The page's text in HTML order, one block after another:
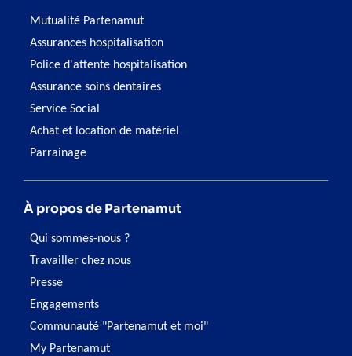
Mutualité Partenamut
Assurances hospitalisation
Police d'attente hospitalisation
Assurance soins dentaires
Service Social
Achat et location de matériel
Parrainage
À propos de Partenamut
Qui sommes-nous ?
Travailler chez nous
Presse
Engagements
Communauté "Partenamut et moi"
My Partenamut